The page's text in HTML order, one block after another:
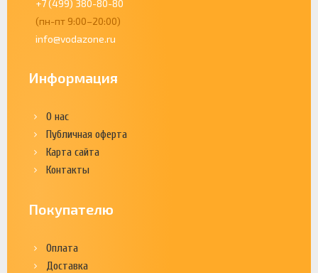
+7 (499) 380-80-80
(пн-пт 9:00–20:00)
info@vodazone.ru
Информация
О нас
Публичная оферта
Карта сайта
Контакты
Покупателю
Оплата
Доставка